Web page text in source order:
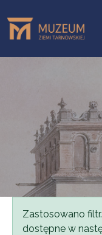
Komunikat
Zastosowano
dostępne w